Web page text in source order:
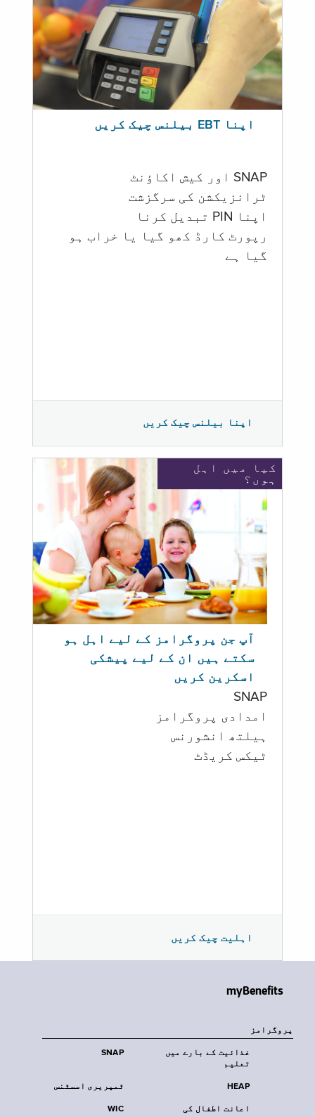
اپنا EBT بیلنس چیک کریں
SNAP اور کیش اکاؤنٹ
ٹرانزیکشن کی سرگزشت
اپنا PIN تبدیل کرنا
رپورٹ کارڈ کھو گیا یا خراب ہو
گيا ہے
اپنا بیلنس چیک کریں
کیا میں اہل
ہوں؟
آپ جن پروگرامز کے لیے اہل ہو
سکتے ہیں ان کے لیے پیشکی
اسکرین کریں
SNAP
امدادی پروگرامز
‏ہیلتھ انشورنس
ٹیکس کریڈٹ
اہلیت چیک کریں
myBenefits
پروگرامز
SNAP
غذائیت کے بارے میں
تعلیم
ٹمپریری اسسٹنس HEAP
WIC
اعانت اطفال کی